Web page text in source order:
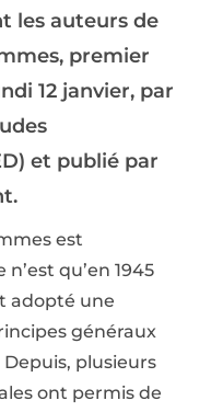
les auteurs de
premier
12 janvier, par
et publié par
est
qu’en 1945
adopté une
généraux
Depuis, plusieurs
ont permis de